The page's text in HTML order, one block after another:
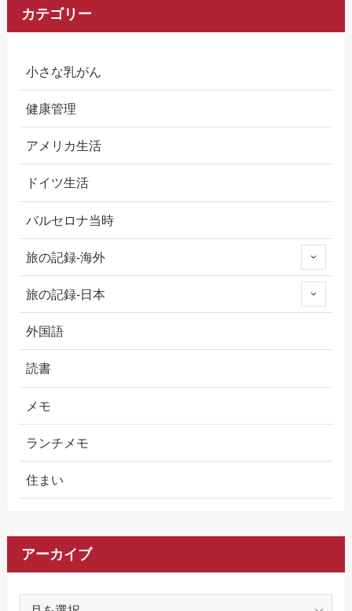
カテゴリー
小さな乳がん
健康管理
アメリカ生活
ドイツ生活
バルセロナ当時
旅の記録-海外
旅の記録-日本
外国語
読書
メモ
ランチメモ
住まい
アーカイブ